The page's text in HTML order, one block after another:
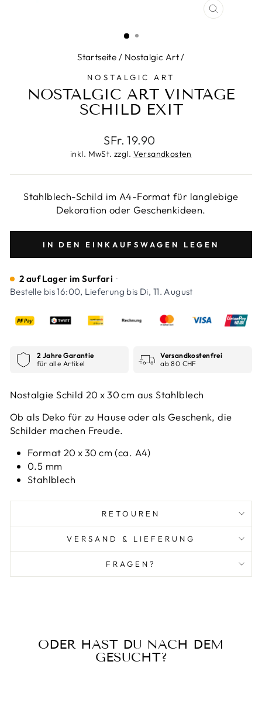
Startseite / Nostalgic Art/
NOSTALGIC ART
NOSTALGIC ART VINTAGE
SCHILD EXIT
Normaler
Preis
SFr. 19.90
inkl. MwSt. zzgl. Versandkosten
Stahlblech-Schild im A4-Format für langlebige
Dekoration oder Geschenkideen.
IN DEN EINKAUFSWAGEN LEGEN
2 auf Lager im Surfari ·
Bestelle bis 16:00, Lieferung bis Di, 11. August
2 Jahre Garantie
für alle Artikel
Versandkostenfrei
ab 80 CHF
Nostalgie Schild 20 x 30 cm aus Stahlblech
Ob als Deko für zu Hause oder als Geschenk, die
Schilder machen Freude.
Format 20 x 30 cm (ca. A4)
0.5 mm
Stahlblech
RETOUREN
VERSAND & LIEFERUNG
FRAGEN?
ODER HAST DU NACH DEM
GESUCHT?